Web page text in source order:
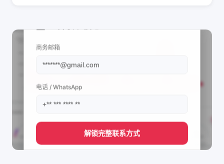
商务邮箱
电话 / WhatsApp
解锁完整联系方式